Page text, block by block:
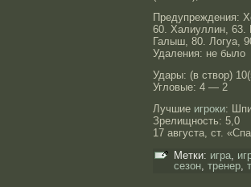
Предупреждения:
60. Халиуллин, 63.
Галыш, 80. Логуа,
Удаления: не было
Удары: (в створ)
Угловые: 4 — 2
Лучшие игроки:
Зрелищность: 5,0
17 августа, ст.
Метки: игра,
сезон, тренер,